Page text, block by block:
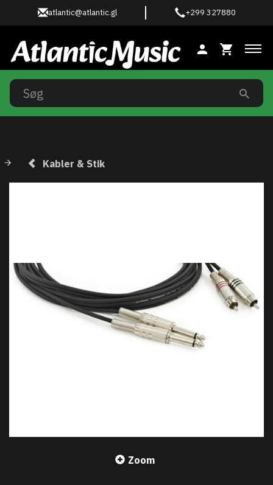
atlantic@atlantic.gl +299 327880
Kabler & Stik
Zoom